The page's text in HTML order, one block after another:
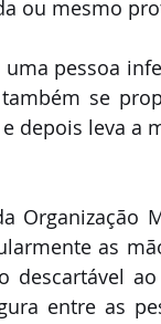
ou mesmo
pessoa
se
depois leva a
Organização
as
entre as